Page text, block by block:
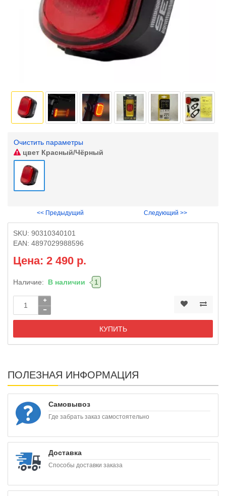
Очистить параметры
цвет Красный/Чёрный
<< Предыдущий Следующий >>
SKU: 90310340101
EAN: 4897029988596
Цена: 2 490 р.
Наличие: В наличии 1
КУПИТЬ
ПОЛЕЗНАЯ ИНФОРМАЦИЯ
Самовывоз
Где забрать заказ самостоятельно
Доставка
Способы доставки заказа